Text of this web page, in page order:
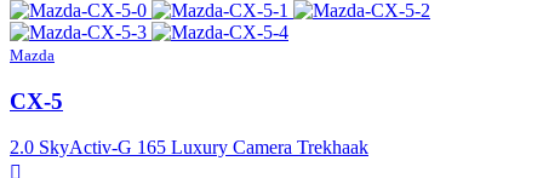
Mazda
CX-5
2.0 SkyActiv-G 165 Luxury Camera Trekhaak